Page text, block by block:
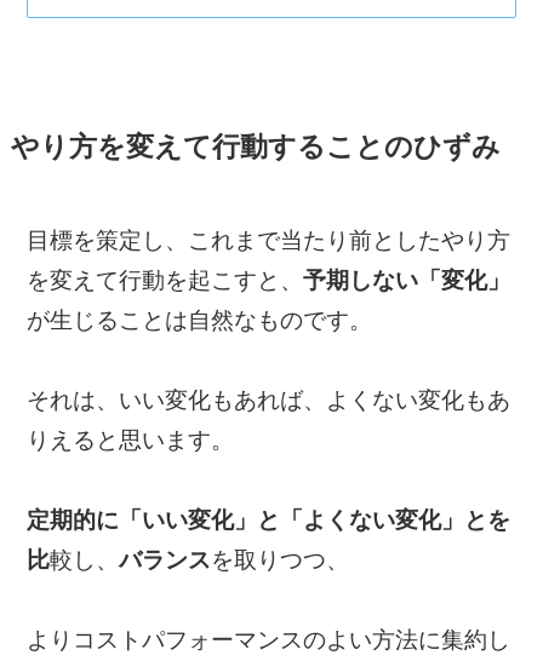
やり方を変えて行動することのひずみ
目標を策定し、これまで当たり前としたやり方
を変えて行動を起こすと、予期しない「変化」
が生じることは自然なものです。
それは、いい変化もあれば、よくない変化もあ
りえると思います。
定期的に「いい変化」と「よくない変化」とを
比較し、バランスを取りつつ、
よりコストパフォーマンスのよい方法に集約し